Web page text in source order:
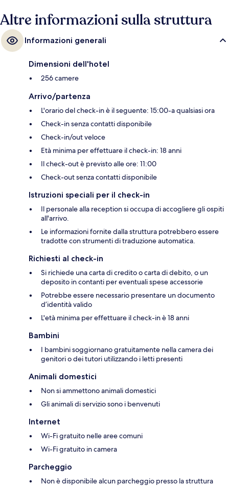
e Stazione di Mosley Street a 5.
Altre informazioni sulla struttura
Informazioni generali
Dimensioni dell'hotel
256 camere
Arrivo/partenza
L'orario del check-in è il seguente: 15:00-a qualsiasi ora
Check-in senza contatti disponibile
Check-in/out veloce
Età minima per effettuare il check-in: 18 anni
Il check-out è previsto alle ore: 11:00
Check-out senza contatti disponibile
Istruzioni speciali per il check-in
Il personale alla reception si occupa di accogliere gli ospiti
all'arrivo.
Le informazioni fornite dalla struttura potrebbero essere
tradotte con strumenti di traduzione automatica.
Richiesti al check-in
Si richiede una carta di credito o carta di debito, o un
deposito in contanti per eventuali spese accessorie
Potrebbe essere necessario presentare un documento
d’identità valido
L'età minima per effettuare il check-in è 18 anni
Bambini
I bambini soggiornano gratuitamente nella camera dei
genitori o dei tutori utilizzando i letti presenti
Animali domestici
Non si ammettono animali domestici
Gli animali di servizio sono i benvenuti
Internet
Wi-Fi gratuito nelle aree comuni
Wi-Fi gratuito in camera
Parcheggio
Non è disponibile alcun parcheggio presso la struttura